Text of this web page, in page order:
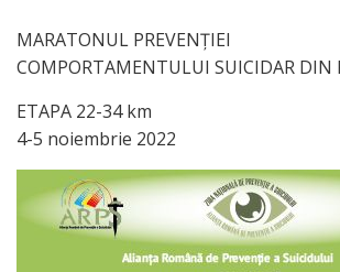
MARATONUL PREVENŢIEI
COMPORTAMENTULUI SUICIDAR DIN
ETAPA 22-34 km
4-5 noiembrie 2022